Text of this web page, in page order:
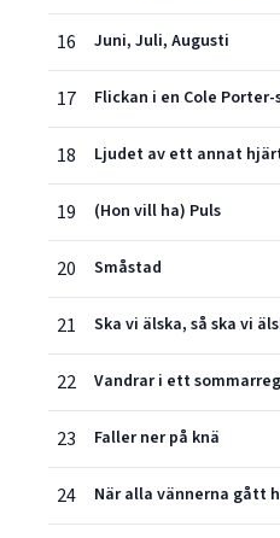
16 Juni, Juli, Augusti
17 Flickan i en Cole Porter-
18 Ljudet av ett annat
19 (Hon vill ha) Puls
20 Småstad
21 Ska vi älska, så ska vi
22 Vandrar i ett
23 Faller ner på knä
24 När alla vännerna gått